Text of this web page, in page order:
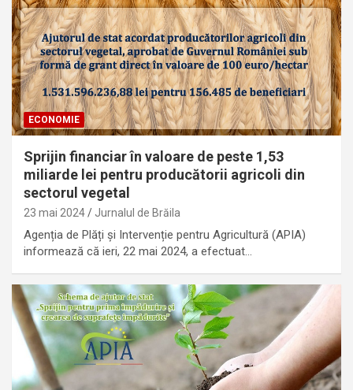
ECONOMIE
Sprijin financiar în valoare de peste 1,53
miliarde lei pentru producătorii agricoli din
sectorul vegetal
23 mai 2024 Jurnalul de Brăila
Agenția de Plăți şi Intervenție pentru Agricultură (APIA)
informează că ieri, 22 mai 2024, a efectuat…